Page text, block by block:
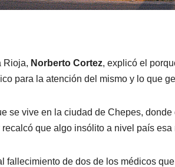
Rioja, Norberto Cortez, explicó el
para la atención del mismo y lo que
se vive en la ciudad de Chepes,
que algo insólito a nivel país esa
fallecimiento de dos de los médicos